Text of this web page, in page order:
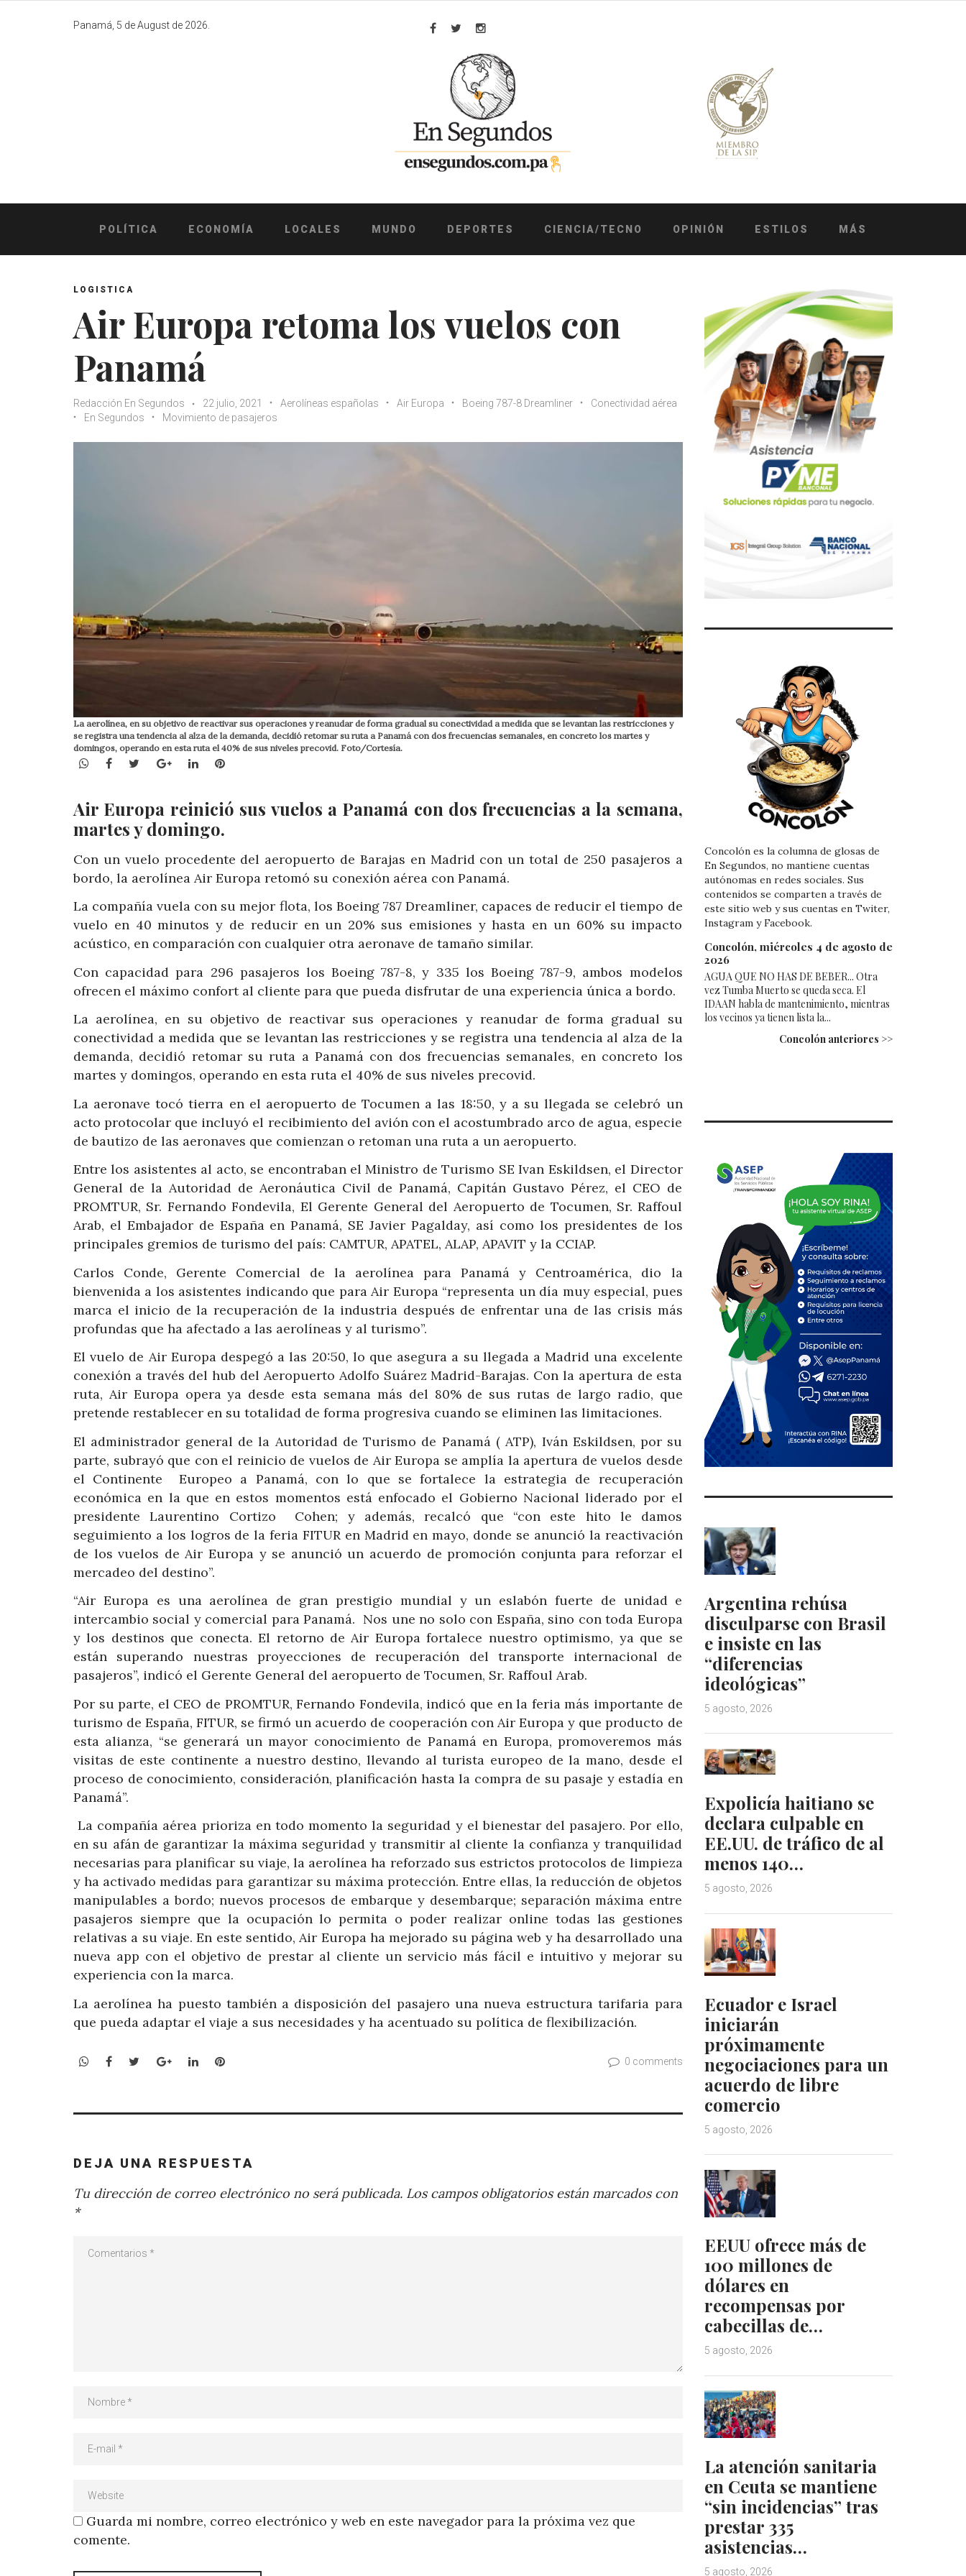
Panamá, 5 de August de 2026.
Facebook
TwitterInstagram
POLÍTICA ECONOMÍA LOCALES MUNDO DEPORTES CIENCIA/TECNO OPINIÓN ESTILOS MÁS
LOGISTICA
Air Europa retoma los vuelos con
Panamá
Redacción En Segundos 22 julio, 2021 Aerolíneas españolas Air Europa Boeing 787-8 Dreamliner
Conectividad aérea
En Segundos
Movimiento de pasajeros
La aerolínea, en su objetivo de reactivar sus operaciones y reanudar de forma gradual su conectividad a medida que se levantan las restricciones y
se registra una tendencia al alza de la demanda, decidió retomar su ruta a Panamá con dos frecuencias semanales, en concreto los martes y
domingos, operando en esta ruta el 40% de sus niveles precovid. Foto/Cortesía.
WhatsApp
Facebook
TwitterGoogle+LinkedInPinterest
Air Europa reinició sus vuelos a Panamá con dos frecuencias a la semana,
martes y domingo.
Con un vuelo procedente del aeropuerto de Barajas en Madrid con un total de 250 pasajeros a
bordo, la aerolínea Air Europa retomó su conexión aérea con Panamá.
La compañía vuela con su mejor flota, los Boeing 787 Dreamliner, capaces de reducir el tiempo de
vuelo en 40 minutos y de reducir en un 20% sus emisiones y hasta en un 60% su impacto
acústico, en comparación con cualquier otra aeronave de tamaño similar.
Con capacidad para 296 pasajeros los Boeing 787-8, y 335 los Boeing 787-9, ambos modelos
ofrecen el máximo confort al cliente para que pueda disfrutar de una experiencia única a bordo.
La aerolínea, en su objetivo de reactivar sus operaciones y reanudar de forma gradual su
conectividad a medida que se levantan las restricciones y se registra una tendencia al alza de la
demanda, decidió retomar su ruta a Panamá con dos frecuencias semanales, en concreto los
martes y domingos, operando en esta ruta el 40% de sus niveles precovid.
La aeronave tocó tierra en el aeropuerto de Tocumen a las 18:50, y a su llegada se celebró un
acto protocolar que incluyó el recibimiento del avión con el acostumbrado arco de agua, especie
de bautizo de las aeronaves que comienzan o retoman una ruta a un aeropuerto.
Entre los asistentes al acto, se encontraban el Ministro de Turismo SE Ivan Eskildsen, el Director
General de la Autoridad de Aeronáutica Civil de Panamá, Capitán Gustavo Pérez, el CEO de
PROMTUR, Sr. Fernando Fondevila, El Gerente General del Aeropuerto de Tocumen, Sr. Raffoul
Arab, el Embajador de España en Panamá, SE Javier Pagalday, así como los presidentes de los
principales gremios de turismo del país: CAMTUR, APATEL, ALAP, APAVIT y la CCIAP.
Carlos Conde, Gerente Comercial de la aerolínea para Panamá y Centroamérica, dio la
bienvenida a los asistentes indicando que para Air Europa “representa un día muy especial, pues
marca el inicio de la recuperación de la industria después de enfrentar una de las crisis más
profundas que ha afectado a las aerolíneas y al turismo”.
El vuelo de Air Europa despegó a las 20:50, lo que asegura a su llegada a Madrid una excelente
conexión a través del hub del Aeropuerto Adolfo Suárez Madrid-Barajas. Con la apertura de esta
ruta, Air Europa opera ya desde esta semana más del 80% de sus rutas de largo radio, que
pretende restablecer en su totalidad de forma progresiva cuando se eliminen las limitaciones.
El administrador general de la Autoridad de Turismo de Panamá ( ATP), Iván Eskildsen, por su
parte, subrayó que con el reinicio de vuelos de Air Europa se amplía la apertura de vuelos desde
el Continente Europeo a Panamá, con lo que se fortalece la estrategia de recuperación
económica en la que en estos momentos está enfocado el Gobierno Nacional liderado por el
presidente Laurentino Cortizo Cohen; y además, recalcó que “con este hito le damos
seguimiento a los logros de la feria FITUR en Madrid en mayo, donde se anunció la reactivación
de los vuelos de Air Europa y se anunció un acuerdo de promoción conjunta para reforzar el
mercadeo del destino”.
“Air Europa es una aerolínea de gran prestigio mundial y un eslabón fuerte de unidad e
intercambio social y comercial para Panamá. Nos une no solo con España, sino con toda Europa
y los destinos que conecta. El retorno de Air Europa fortalece nuestro optimismo, ya que se
están superando nuestras proyecciones de recuperación del transporte internacional de
pasajeros”, indicó el Gerente General del aeropuerto de Tocumen, Sr. Raffoul Arab.
Por su parte, el CEO de PROMTUR, Fernando Fondevila, indicó que en la feria más importante de
turismo de España, FITUR, se firmó un acuerdo de cooperación con Air Europa y que producto de
esta alianza, “se generará un mayor conocimiento de Panamá en Europa, promoveremos más
visitas de este continente a nuestro destino, llevando al turista europeo de la mano, desde el
proceso de conocimiento, consideración, planificación hasta la compra de su pasaje y estadía en
Panamá”.
La compañía aérea prioriza en todo momento la seguridad y el bienestar del pasajero. Por ello,
en su afán de garantizar la máxima seguridad y transmitir al cliente la confianza y tranquilidad
necesarias para planificar su viaje, la aerolínea ha reforzado sus estrictos protocolos de limpieza
y ha activado medidas para garantizar su máxima protección. Entre ellas, la reducción de objetos
manipulables a bordo; nuevos procesos de embarque y desembarque; separación máxima entre
pasajeros siempre que la ocupación lo permita o poder realizar online todas las gestiones
relativas a su viaje. En este sentido, Air Europa ha mejorado su página web y ha desarrollado una
nueva app con el objetivo de prestar al cliente un servicio más fácil e intuitivo y mejorar su
experiencia con la marca.
La aerolínea ha puesto también a disposición del pasajero una nueva estructura tarifaria para
que pueda adaptar el viaje a sus necesidades y ha acentuado su política de flexibilización.
WhatsApp
Facebook
TwitterGoogle+LinkedInPinterest 0 comments
DEJA UNA RESPUESTA
Tu dirección de correo electrónico no será publicada. Los campos obligatorios están marcados con
*
Guarda mi nombre, correo electrónico y web en este navegador para la próxima vez que
comente.
Concolón es la columna de glosas de
En Segundos, no mantiene cuentas
autónomas en redes sociales. Sus
contenidos se comparten a través de
este sitio web y sus cuentas en Twiter,
Instagram y Facebook.
Concolón, miércoles 4 de agosto de
2026
AGUA QUE NO HAS DE BEBER... Otra
vez Tumba Muerto se queda seca. El
IDAAN habla de mantenimiento, mientras
los vecinos ya tienen lista la...
Concolón anteriores >>
Argentina rehúsa
disculparse con Brasil
e insiste en las
“diferencias
ideológicas”
5 agosto, 2026
Expolicía haitiano se
declara culpable en
EE.UU. de tráfico de al
menos 140…
5 agosto, 2026
Ecuador e Israel
iniciarán
próximamente
negociaciones para un
acuerdo de libre
comercio
5 agosto, 2026
EEUU ofrece más de
100 millones de
dólares en
recompensas por
cabecillas de…
5 agosto, 2026
La atención sanitaria
en Ceuta se mantiene
“sin incidencias” tras
prestar 335
asistencias…
5 agosto, 2026